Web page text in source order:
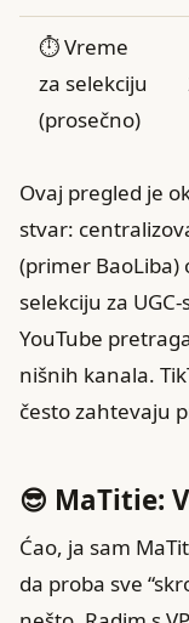
⏱️ Vreme
za selekciju
(prosečno)
Ovaj pregled je
stvar:
(primer BaoLiba)
selekciju za
YouTube
nišnih kanala.
često zahtevaju
😎 MaTitie:
Ćao, ja sam
da proba sve